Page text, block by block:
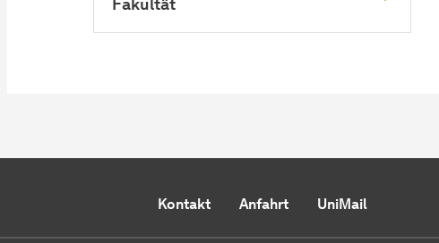
Fakultät
Kontakt Anfahrt UniMail